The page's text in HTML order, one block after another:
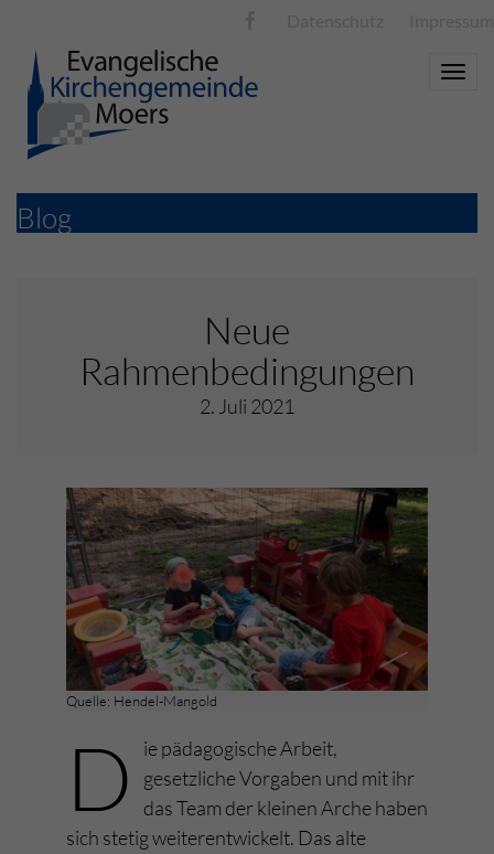
Toggle
Blog
Neue
Rahmenbedingungen
2. Juli 2021
Quelle: Hendel-Mangold
D
ie pädagogische Arbeit,
gesetzliche Vorgaben und mit ihr
das Team der kleinen Arche haben
sich stetig weiterentwickelt. Das alte